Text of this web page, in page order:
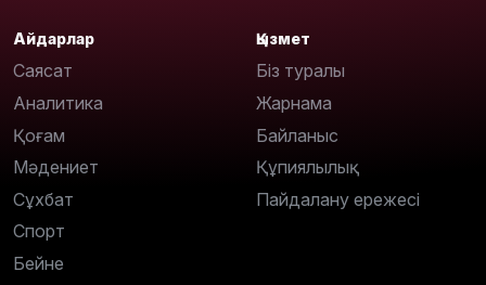
Айдарлар
Саясат
Аналитика
Қоғам
Мәдениет
Сұхбат
Спорт
Бейне
Қызмет
Біз туралы
Жарнама
Байланыс
Құпиялылық
Пайдалану ережесі